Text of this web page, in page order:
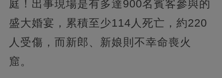
庭！出事現場是有多達900名賓客參與的
盛大婚宴，累積至少114人死亡，約220
人受傷，而新郎、新娘則不幸命喪火
窟。